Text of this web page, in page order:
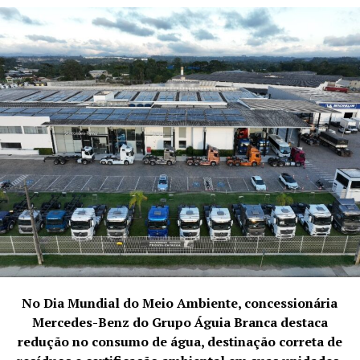
No Dia Mundial do Meio Ambiente, concessionária
Mercedes-Benz do Grupo Águia Branca destaca
redução no consumo de água, destinação correta de